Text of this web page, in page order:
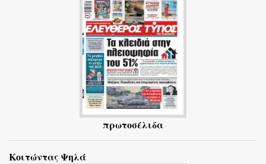
πρωτοσέλιδα
Κοιτώντας Ψηλά